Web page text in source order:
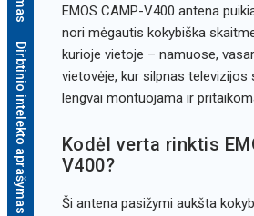
Dirbtinio intelekto aprašymas
EMOS CAMP-V400 antena
nori mėgautis kokybiška
kurioje vietoje – namuose,
vietovėje, kur silpnas televizijos
lengvai montuojama ir
Kodėl verta rinktis
V400?
Ši antena pasižymi aukšta